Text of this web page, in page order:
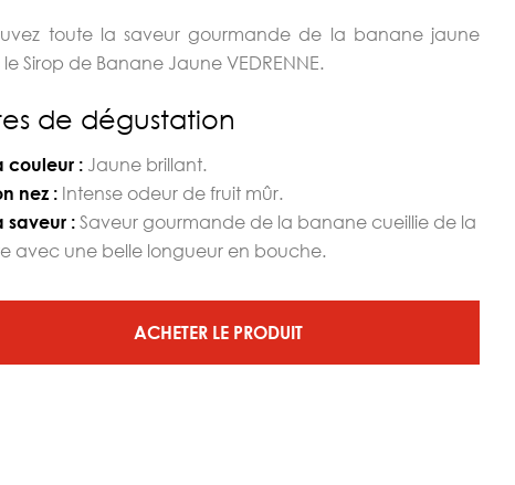
toute la saveur gourmande de la banane jaune
Sirop de Banane Jaune VEDRENNE.
de dégustation
couleur : Jaune brillant.
nez : Intense odeur de fruit mûr.
saveur : Saveur gourmande de la banane cueillie de la
avec une belle longueur en bouche.
ACHETER LE PRODUIT